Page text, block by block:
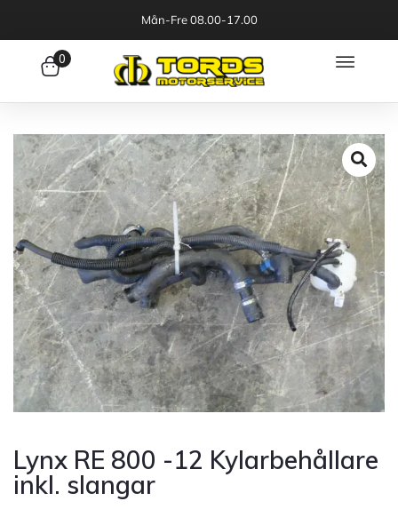
Mån-Fre 08.00-17.00
0
Lynx RE 800 -12 Kylarbehållare
inkl. slangar